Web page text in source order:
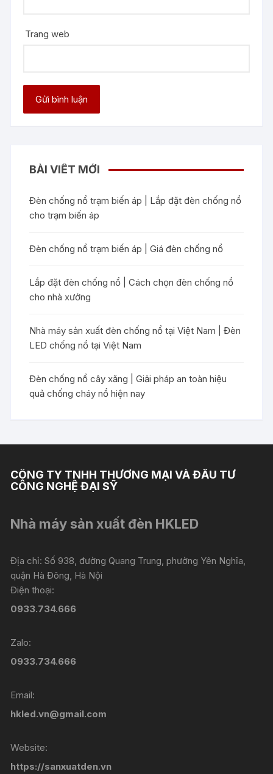
Trang web
BÀI VIẾT MỚI
Đèn chống nổ trạm biến áp | Lắp đặt đèn chống nổ
cho trạm biến áp
Đèn chống nổ trạm biến áp | Giá đèn chống nổ
Lắp đặt đèn chống nổ | Cách chọn đèn chống nổ
cho nhà xưởng
Nhà máy sản xuất đèn chống nổ tại Việt Nam | Đèn
LED chống nổ tại Việt Nam
Đèn chống nổ cây xăng | Giải pháp an toàn hiệu
quả chống cháy nổ hiện nay
CÔNG TY TNHH THƯƠNG MẠI VÀ ĐẦU TƯ
CÔNG NGHỆ ĐẠI SỸ
Nhà máy sản xuất đèn HKLED
Địa chỉ: Số 938, đường Quang Trung, phường Yên Nghĩa,
quận Hà Đông, Hà Nội
Điện thoại:
0933.734.666
Zalo:
0933.734.666
Email:
hkled.vn@gmail.com
Website:
https://sanxuatden.vn